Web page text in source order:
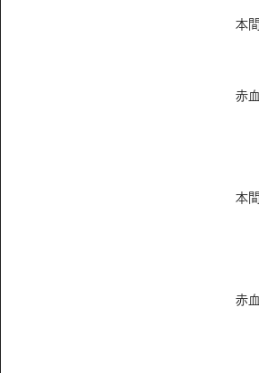
本
赤
本
赤